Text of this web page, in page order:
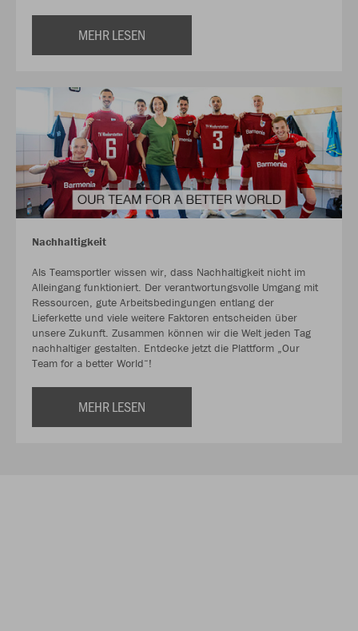
MEHR LESEN
Nachhaltigkeit
Als Teamsportler wissen wir, dass Nachhaltigkeit nicht im
Alleingang funktioniert. Der verantwortungsvolle Umgang mit
Ressourcen, gute Arbeitsbedingungen entlang der
Lieferkette und viele weitere Faktoren entscheiden über
unsere Zukunft. Zusammen können wir die Welt jeden Tag
nachhaltiger gestalten. Entdecke jetzt die Plattform „Our
Team for a better World“!
MEHR LESEN